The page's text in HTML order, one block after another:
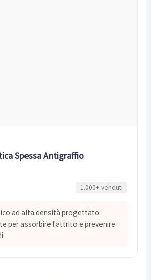
Spessa Antigraffio
1.000+ venduti
ad alta densità progettato
per assorbire l'attrito e prevenire